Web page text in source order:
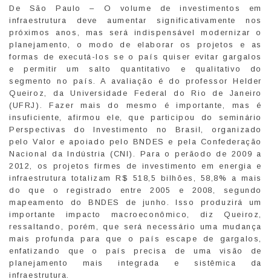
De São Paulo – O volume de investimentos em
infraestrutura deve aumentar significativamente nos
próximos anos, mas será indispensável modernizar o
planejamento, o modo de elaborar os projetos e as
formas de executá-los se o país quiser evitar gargalos
e permitir um salto quantitativo e qualitativo do
segmento no país. A avaliação é do professor Helder
Queiroz, da Universidade Federal do Rio de Janeiro
(UFRJ). Fazer mais do mesmo é importante, mas é
insuficiente, afirmou ele, que participou do seminário
Perspectivas do Investimento no Brasil, organizado
pelo Valor e apoiado pelo BNDES e pela Confederação
Nacional da Indústria (CNI). Para o perãodo de 2009 a
2012, os projetos firmes de investimento em energia e
infraestrutura totalizam R$ 518,5 bilhões, 58,8% a mais
do que o registrado entre 2005 e 2008, segundo
mapeamento do BNDES de junho. Isso produzirá um
importante impacto macroeconômico, diz Queiroz,
ressaltando, porém, que será necessário uma mudança
mais profunda para que o país escape de gargalos,
enfatizando que o país precisa de uma visão de
planejamento mais integrada e sistêmica da
infraestrutura.